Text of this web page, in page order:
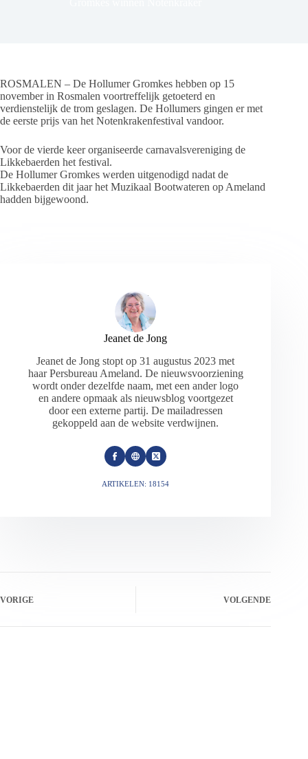
ROSMALEN – De Hollumer Gromkes hebben op 15
november in Rosmalen voortreffelijk getoeterd en
verdienstelijk de trom geslagen. De Hollumers gingen er met
de eerste prijs van het Notenkrakenfestival vandoor.
Voor de vierde keer organiseerde carnavalsvereniging de
Likkebaerden het festival.
De Hollumer Gromkes werden uitgenodigd nadat de
Likkebaerden dit jaar het Muzikaal Bootwateren op Ameland
hadden bijgewoond.
Jeanet de Jong
Jeanet de Jong stopt op 31 augustus 2023 met
haar Persbureau Ameland. De nieuwsvoorziening
wordt onder dezelfde naam, met een ander logo
en andere opmaak als nieuwsblog voortgezet
door een externe partij. De mailadressen
gekoppeld aan de website verdwijnen.
ARTIKELEN: 18154
VORIGE VOLGENDE